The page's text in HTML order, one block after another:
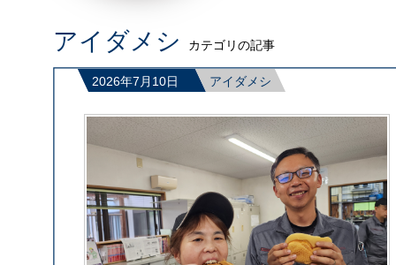
アイダメシ カテゴリの記事
2026年7月10日 アイダメシ